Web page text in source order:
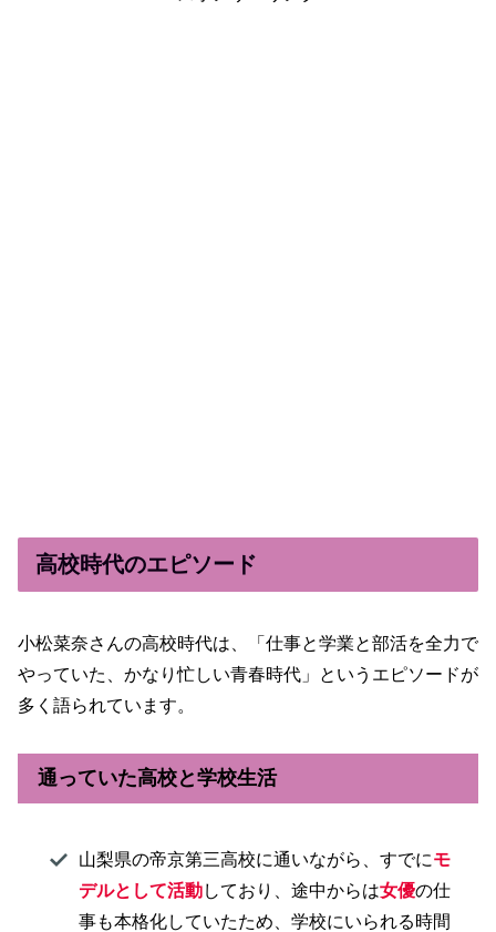
高校時代のエピソード
小松菜奈さんの高校時代は、「仕事と学業と部活を全力で
やっていた、かなり忙しい青春時代」というエピソードが
多く語られています。
通っていた高校と学校生活
山梨県の帝京第三高校に通いながら、すでにモ
デルとして活動しており、途中からは女優の仕
事も本格化していたため、学校にいられる時間